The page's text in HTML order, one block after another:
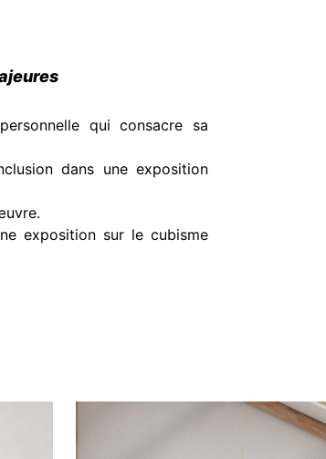
qui consacre sa
dans une exposition
exposition sur le cubisme